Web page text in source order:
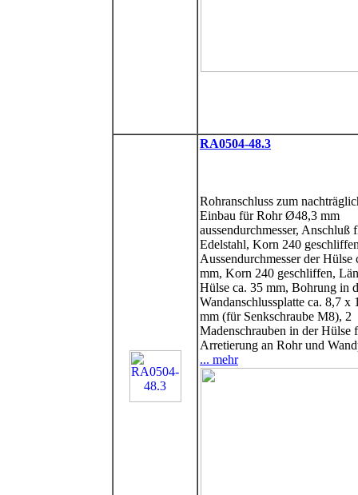
RA0504-48.3
Rohranschluss zum
Einbau für Rohr Ø48,3 mm
aussendurchmesser, Anschluß
Edelstahl, Korn 240
Aussendurchmesser der Hülse
mm, Korn 240 geschliffen,
Hülse ca. 35 mm, Bohrung in
Wandanschlussplatte ca. 8,7 x
mm (für Senkschraube M8), 2
Madenschrauben in der Hülse
Arretierung an Rohr und
... mehr